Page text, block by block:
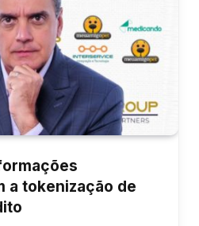
a tokenização de